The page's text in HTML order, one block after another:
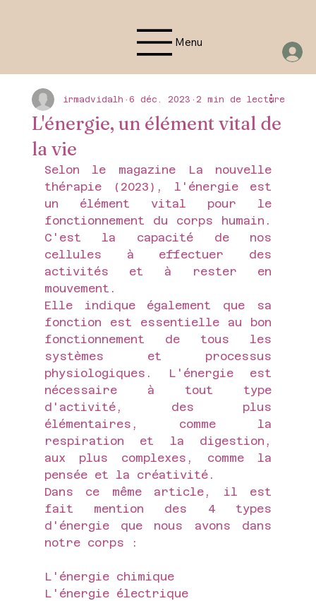
Menu
L'énergie, un élément vital de
la vie
irmadvidalh 6 déc. 2023 2 min de lecture
Selon le magazine La nouvelle
thérapie (2023), l'énergie est
un élément vital pour le
fonctionnement du corps humain.
C'est la capacité de nos
cellules à effectuer des
activités et à rester en
mouvement.
Elle indique également que sa
fonction est essentielle au bon
fonctionnement de tous les
systèmes et processus
physiologiques. L'énergie est
nécessaire à tout type
d'activité, des plus
élémentaires, comme la
respiration et la digestion,
aux plus complexes, comme la
pensée et la créativité.
Dans ce même article, il est
fait mention des 4 types
d'énergie que nous avons dans
notre corps :
L'énergie chimique
L'énergie électrique